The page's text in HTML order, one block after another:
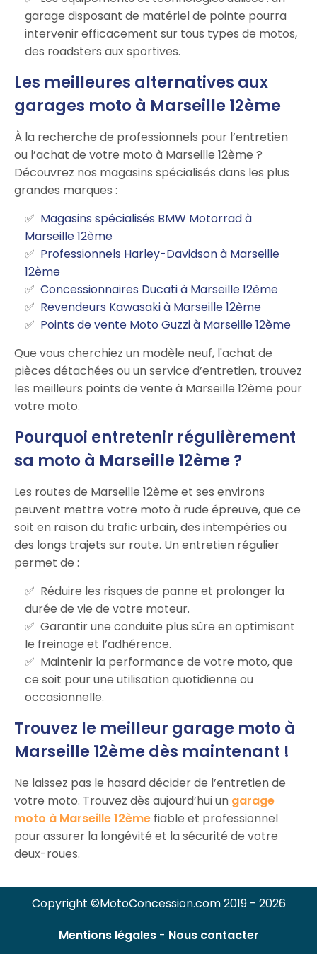
garage disposant de matériel de pointe pourra
intervenir efficacement sur tous types de motos,
des roadsters aux sportives.
Les meilleures alternatives aux
garages moto à Marseille 12ème
À la recherche de professionnels pour l’entretien
ou l’achat de votre moto à Marseille 12ème ?
Découvrez nos magasins spécialisés dans les plus
grandes marques :
Magasins spécialisés BMW Motorrad à
Marseille 12ème
Professionnels Harley-Davidson à Marseille
12ème
Concessionnaires Ducati à Marseille 12ème
Revendeurs Kawasaki à Marseille 12ème
Points de vente Moto Guzzi à Marseille 12ème
Que vous cherchiez un modèle neuf, l'achat de
pièces détachées ou un service d’entretien, trouvez
les meilleurs points de vente à Marseille 12ème pour
votre moto.
Pourquoi entretenir régulièrement
sa moto à Marseille 12ème ?
Les routes de Marseille 12ème et ses environs
peuvent mettre votre moto à rude épreuve, que ce
soit en raison du trafic urbain, des intempéries ou
des longs trajets sur route. Un entretien régulier
permet de :
Réduire les risques de panne et prolonger la
durée de vie de votre moteur.
Garantir une conduite plus sûre en optimisant
le freinage et l’adhérence.
Maintenir la performance de votre moto, que
ce soit pour une utilisation quotidienne ou
occasionnelle.
Trouvez le meilleur garage moto à
Marseille 12ème dès maintenant !
Ne laissez pas le hasard décider de l’entretien de
votre moto. Trouvez dès aujourd’hui un garage
moto à Marseille 12ème fiable et professionnel
pour assurer la longévité et la sécurité de votre
deux-roues.
Copyright ©MotoConcession.com 2019 - 2026
Mentions légales- Nous contacter